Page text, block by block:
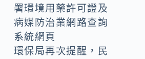
署環境用藥許可證及
病媒防治業網路查詢
系統網頁
環保局再次提醒，民